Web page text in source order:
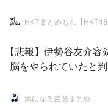
HKTまとめもん【HKT48
【悲報】伊勢谷友介
脳をやられていたと
気になる芸能まとめ